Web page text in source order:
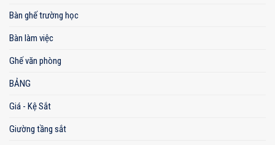
Bàn ghế trường học
Bàn làm việc
Ghế văn phòng
BẢNG
Giá - Kệ Sắt
Giường tầng sắt